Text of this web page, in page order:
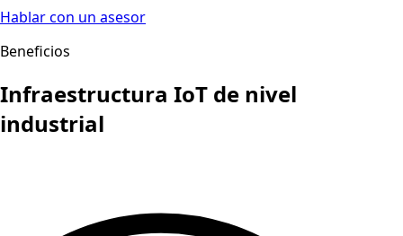
Hablar con un asesor
Beneficios
Infraestructura IoT de nivel
industrial